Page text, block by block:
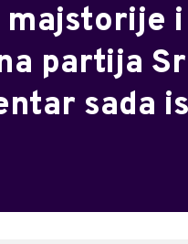
partija
sada